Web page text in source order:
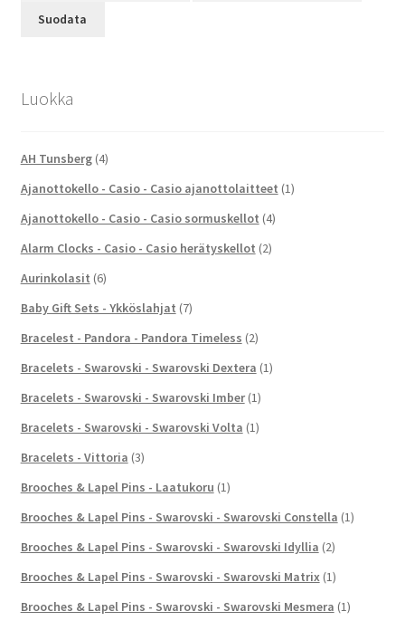
Suodata
Luokka
AH Tunsberg (4)
Ajanottokello - Casio - Casio ajanottolaitteet (1)
Ajanottokello - Casio - Casio sormuskellot (4)
Alarm Clocks - Casio - Casio herätyskellot (2)
Aurinkolasit (6)
Baby Gift Sets - Ykköslahjat (7)
Bracelest - Pandora - Pandora Timeless (2)
Bracelets - Swarovski - Swarovski Dextera (1)
Bracelets - Swarovski - Swarovski Imber (1)
Bracelets - Swarovski - Swarovski Volta (1)
Bracelets - Vittoria (3)
Brooches & Lapel Pins - Laatukoru (1)
Brooches & Lapel Pins - Swarovski - Swarovski Constella (1)
Brooches & Lapel Pins - Swarovski - Swarovski Idyllia (2)
Brooches & Lapel Pins - Swarovski - Swarovski Matrix (1)
Brooches & Lapel Pins - Swarovski - Swarovski Mesmera (1)